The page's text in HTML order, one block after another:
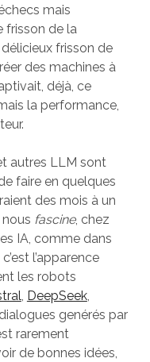
mais
frisson de la
frisson de
des machines à
déjà, ce
la performance,
autres LLM sont
faire en quelques
des mois à un
nous fascine, chez
IA, comme dans
l’apparence
les robots
, DeepSeek,
genérés par
rarement
de bonnes idées,